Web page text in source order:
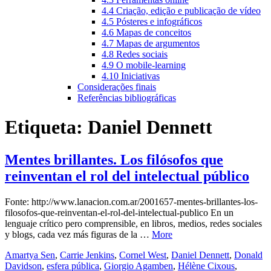
4.4 Criação, edição e publicação de vídeo
4.5 Pósteres e infográficos
4.6 Mapas de conceitos
4.7 Mapas de argumentos
4.8 Redes sociais
4.9 O mobile-learning
4.10 Iniciativas
Considerações finais
Referências bibliográficas
Etiqueta: Daniel Dennett
Mentes brillantes. Los filósofos que
reinventan el rol del intelectual público
Fonte: http://www.lanacion.com.ar/2001657-mentes-brillantes-los-
filosofos-que-reinventan-el-rol-del-intelectual-publico En un
lenguaje crítico pero comprensible, en libros, medios, redes sociales
y blogs, cada vez más figuras de la … More
Amartya Sen, Carrie Jenkins, Cornel West, Daniel Dennett, Donald
Davidson, esfera pública, Giorgio Agamben, Hélène Cixous,